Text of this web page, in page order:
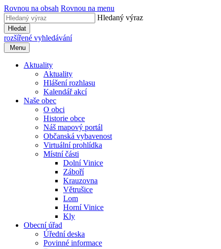
Rovnou na obsah Rovnou na menu
Hledaný výraz
Hledat
rozšířené vyhledávání
Menu
Aktuality
Aktuality
Hlášení rozhlasu
Kalendář akcí
Naše obec
O obci
Historie obce
Náš mapový portál
Občanská vybavenost
Virtuální prohlídka
Místní části
Dolní Vinice
Záboří
Krauzovna
Větrušice
Lom
Horní Vinice
Kly
Obecní úřad
Úřední deska
Povinné informace